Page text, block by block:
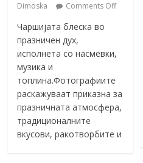
Dimoska
Comments Off
Чаршијата блеска во
празничен дух,
исполнета со насмевки,
музика и
топлина.Фотографиите
раскажуваат приказна за
празничната атмосфера,
традиционалните
вкусови, ракотворбите и